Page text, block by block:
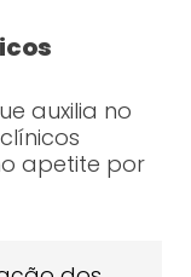
auxilia no
apetite por